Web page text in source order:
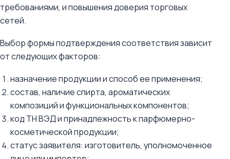
требованиями, и повышения доверия торговых
сетей.
Выбор формы подтверждения соответствия зависит
от следующих факторов:
назначение продукции и способ ее применения;
состав, наличие спирта, ароматических
композиций и функциональных компонентов;
код ТН ВЭД и принадлежность к парфюмерно-
косметической продукции;
статус заявителя: изготовитель, уполномоченное